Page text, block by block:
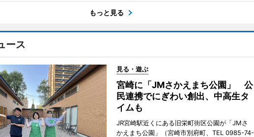
もっと見る
ース
見る・遊ぶ
宮崎に「JMさかえまち公園」 公
民連携でにぎわい創出、中高生タ
イムも
JR宮崎駅近くにある旧栄町街区公園が「JMさ
かえまち公園」（宮崎市別府町、TEL 0985-74-